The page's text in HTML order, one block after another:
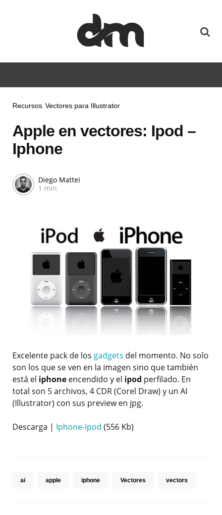
Recursos Vectores para Illustrator
Apple en vectores: Ipod –
Iphone
Diego Mattei
1 min
Excelente pack de los gadgets del momento. No solo
son los que se ven en la imagen sino que también
está el iphone encendido y el ipod perfilado. En
total son 5 archivos, 4 CDR (Corel Draw) y un AI
(Illustrator) con sus preview en jpg.
Descarga | Iphone-Ipod (556 Kb)
ai apple iphone Vectores vectors